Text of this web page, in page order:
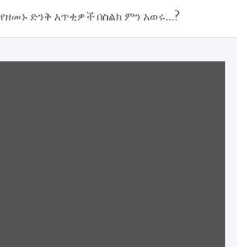
ድንቅ አጥቂዎች በስልክ ምን አወሩ…?